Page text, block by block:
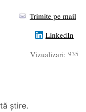
Trimite pe mail
LinkedIn
Vizualizari: 935
știre.